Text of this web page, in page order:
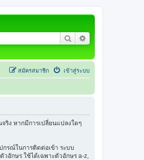
ค้นหา
เข้าสู่ระบบ
สมัครสมาชิก
จริง หากมีการเปลี่ยนแปลงใดๆ
กรณ์ในการติดต่อเข้า ระบบ
อักษร ใช้ได้เฉพาะตัวอักษร a-z,